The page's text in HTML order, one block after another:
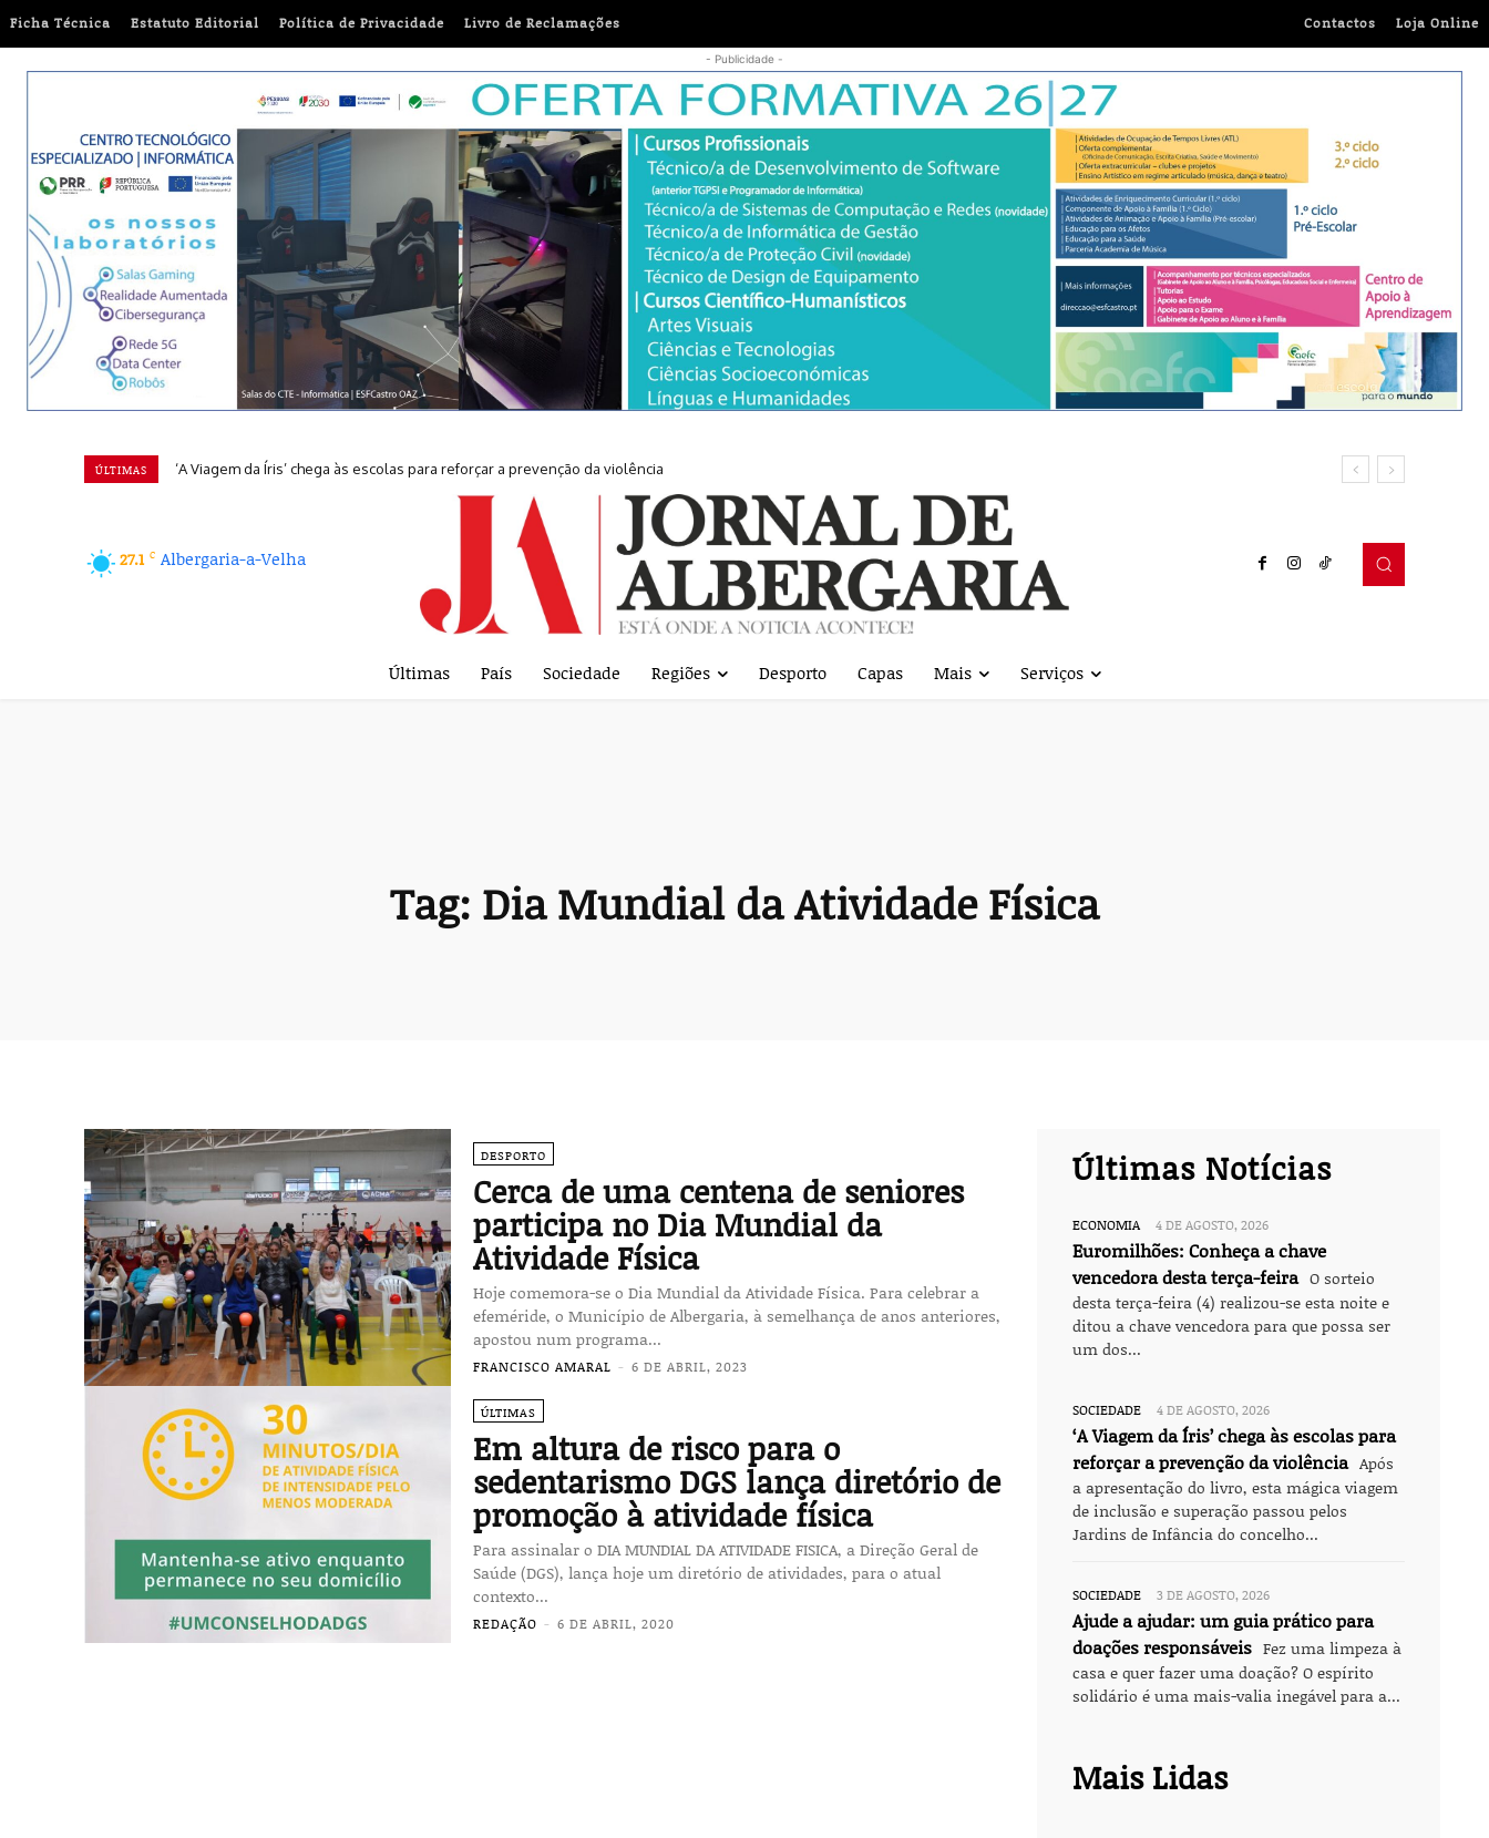
Contactos Loja Online
Ficha Técnica Estatuto Editorial Política de Privacidade Livro de Reclamações
- Publicidade -
ÚLTIMAS ‘A Viagem da Íris’ chega às escolas para reforçar a prevenção da violência
27.1 C Albergaria-a-Velha
Últimas País Sociedade Regiões Desporto Capas Mais Serviços
Tag: Dia Mundial da Atividade Física
DESPORTO
Cerca de uma centena de seniores
participa no Dia Mundial da
Atividade Física
Hoje comemora-se o Dia Mundial da Atividade Física. Para celebrar a
efeméride, o Município de Albergaria, à semelhança de anos anteriores,
apostou num programa...
FRANCISCO AMARAL - 6 DE ABRIL, 2023
ÚLTIMAS
Em altura de risco para o
sedentarismo DGS lança diretório de
promoção à atividade física
Para assinalar o DIA MUNDIAL DA ATIVIDADE FISICA, a Direção Geral de
Saúde (DGS), lança hoje um diretório de atividades, para o atual
contexto...
REDAÇÃO - 6 DE ABRIL, 2020
Últimas Notícias
ECONOMIA 4 DE AGOSTO, 2026
Euromilhões: Conheça a chave
vencedora desta terça-feira O sorteio
desta terça-feira (4) realizou-se esta noite e
ditou a chave vencedora para que possa ser
um dos...
SOCIEDADE 4 DE AGOSTO, 2026
‘A Viagem da Íris’ chega às escolas para
reforçar a prevenção da violência Após
a apresentação do livro, esta mágica viagem
de inclusão e superação passou pelos
Jardins de Infância do concelho...
SOCIEDADE 3 DE AGOSTO, 2026
Ajude a ajudar: um guia prático para
doações responsáveis Fez uma limpeza à
casa e quer fazer uma doação? O espírito
solidário é uma mais-valia inegável para a...
Mais Lidas